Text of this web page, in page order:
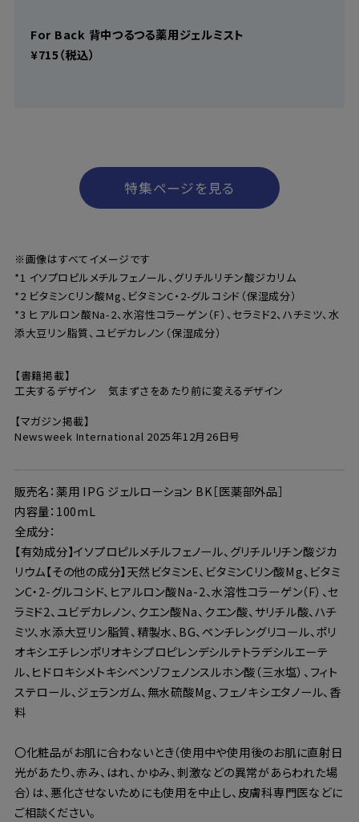
For Back 背中つるつる薬用ジェルミスト
¥715（税込）
特集ページを見る
※画像はすべてイメージです
*1 イソプロピルメチルフェノール、グリチルリチン酸ジカリム
*2 ビタミンCリン酸Mg、ビタミンC・2-グルコシド（保湿成分）
*3 ヒアルロン酸Na-2、水溶性コラーゲン（F）、セラミド2、ハチミツ、水
添大豆リン脂質、ユビデカレノン（保湿成分）
【書籍掲載】
工夫するデザイン 気まずさをあたり前に変えるデザイン
【マガジン掲載】
Newsweek International 2025年12月26日号
販売名：薬用 IPG ジェルローション BK［医薬部外品］
内容量：100mL
全成分：
【有効成分】イソプロピルメチルフェノール、グリチルリチン酸ジカ
リウム【その他の成分】天然ビタミンE、ビタミンCリン酸Mg、ビタミ
ンC・2-グルコシド、ヒアルロン酸Na-2、水溶性コラーゲン（F）、セ
ラミド2、ユビデカレノン、クエン酸Na、クエン酸、サリチル酸、ハチ
ミツ、水添大豆リン脂質、精製水、BG、ペンチレングリコール、ポリ
オキシエチレンポリオキシプロピレンデシルテトラデシルエーテ
ル、ヒドロキシメトキシベンゾフェノンスルホン酸（三水塩）、フィト
ステロール、ジェランガム、無水硫酸Mg、フェノキシエタノール、香
料
〇化粧品がお肌に合わないとき（使用中や使用後のお肌に直射日
光があたり、赤み、はれ、かゆみ、刺激などの異常があらわれた場
合）は、悪化させないためにも使用を中止し、皮膚科専門医などに
ご相談ください。